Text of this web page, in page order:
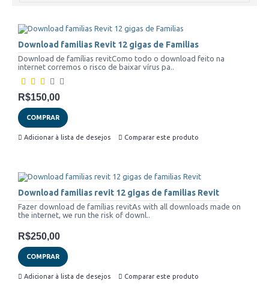
Download familias Revit 12 gigas de Familias
Download de famílias revitComo todo o download feito na
internet corremos o risco de baixar vírus pa..
R$150,00
COMPRAR
Adicionar à lista de desejos Comparar este produto
Download familias revit 12 gigas de familias Revit
Fazer download de famílias revitAs with all downloads made on
the internet, we run the risk of downl..
R$250,00
COMPRAR
Adicionar à lista de desejos Comparar este produto